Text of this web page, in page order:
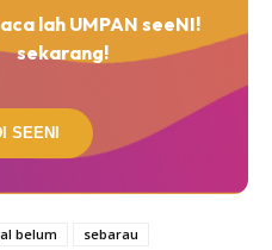
lah UMPAN seeNI!
sekarang!
SEENI
belum sebarau